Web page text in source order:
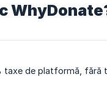
de platformă, fără